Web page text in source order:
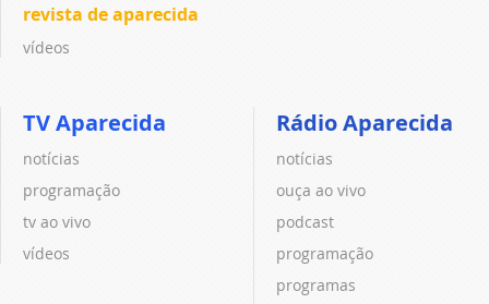
revista de aparecida
vídeos
TV Aparecida
notícias
programação
tv ao vivo
vídeos
Rádio Aparecida
notícias
ouça ao vivo
podcast
programação
programas